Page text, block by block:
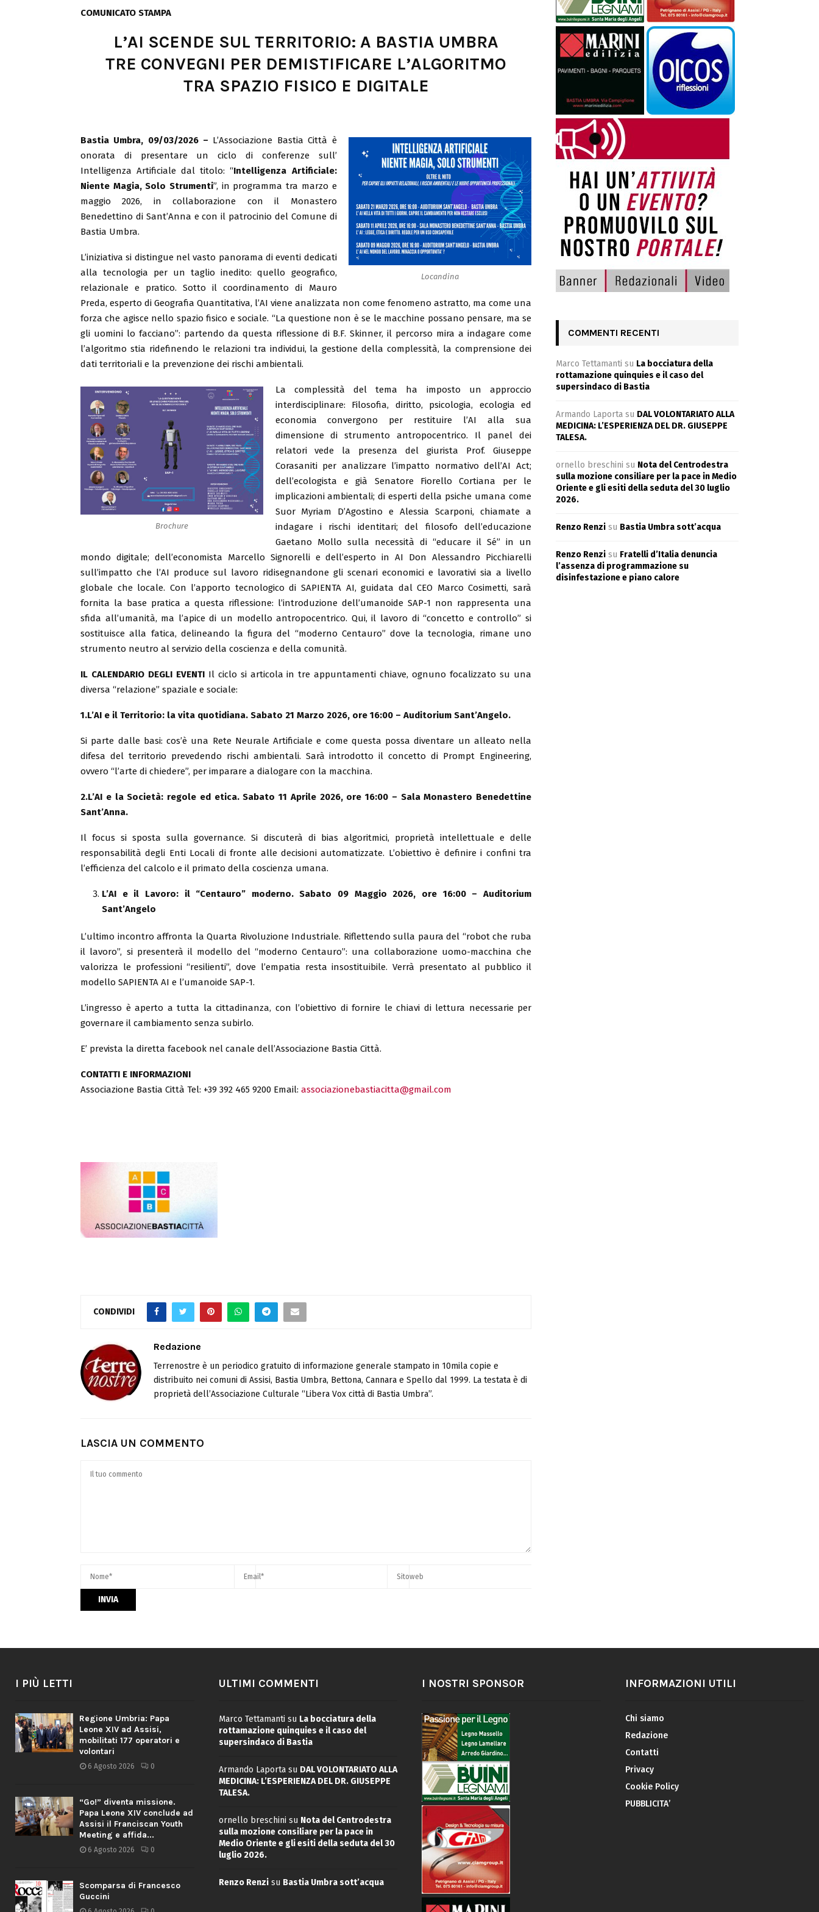
COMUNICATO STAMPA
L’AI SCENDE SUL TERRITORIO: A BASTIA UMBRA
TRE CONVEGNI PER DEMISTIFICARE L’ALGORITMO
TRA SPAZIO FISICO E DIGITALE
Locandina
Bastia Umbra, 09/03/2026 – L’Associazione Bastia Città è
onorata di presentare un ciclo di conferenze sull’
Intelligenza Artificiale dal titolo: “Intelligenza Artificiale:
Niente Magia, Solo Strumenti”, in programma tra marzo e
maggio 2026, in collaborazione con il Monastero
Benedettino di Sant’Anna e con il patrocinio del Comune di
Bastia Umbra.
L’iniziativa si distingue nel vasto panorama di eventi dedicati
alla tecnologia per un taglio inedito: quello geografico,
relazionale e pratico. Sotto il coordinamento di Mauro
Preda, esperto di Geografia Quantitativa, l’AI viene analizzata non come fenomeno astratto, ma come una
forza che agisce nello spazio fisico e sociale. “La questione non è se le macchine possano pensare, ma se
gli uomini lo facciano”: partendo da questa riflessione di B.F. Skinner, il percorso mira a indagare come
l’algoritmo stia ridefinendo le relazioni tra individui, la gestione della complessità, la comprensione dei
dati territoriali e la prevenzione dei rischi ambientali.
Brochure
La complessità del tema ha imposto un approccio
interdisciplinare: Filosofia, diritto, psicologia, ecologia ed
economia convergono per restituire l’AI alla sua
dimensione di strumento antropocentrico. Il panel dei
relatori vede la presenza del giurista Prof. Giuseppe
Corasaniti per analizzare l’impatto normativo dell’AI Act;
dell’ecologista e già Senatore Fiorello Cortiana per le
implicazioni ambientali; di esperti della psiche umana come
Suor Myriam D’Agostino e Alessia Scarponi, chiamate a
indagare i rischi identitari; del filosofo dell’educazione
Gaetano Mollo sulla necessità di “educare il Sé” in un
mondo digitale; dell’economista Marcello Signorelli e dell’esperto in AI Don Alessandro Picchiarelli
sull’impatto che l’AI produce sul lavoro ridisegnandone gli scenari economici e lavorativi sia a livello
globale che locale. Con l’apporto tecnologico di SAPIENTA AI, guidata dal CEO Marco Cosimetti, sarà
fornita la base pratica a questa riflessione: l’introduzione dell’umanoide SAP-1 non rappresenta una
sfida all’umanità, ma l’apice di un modello antropocentrico. Qui, il lavoro di “concetto e controllo” si
sostituisce alla fatica, delineando la figura del “moderno Centauro” dove la tecnologia, rimane uno
strumento neutro al servizio della coscienza e della comunità.
IL CALENDARIO DEGLI EVENTI Il ciclo si articola in tre appuntamenti chiave, ognuno focalizzato su una
diversa “relazione” spaziale e sociale:
1.L’AI e il Territorio: la vita quotidiana. Sabato 21 Marzo 2026, ore 16:00 – Auditorium Sant’Angelo.
Si parte dalle basi: cos’è una Rete Neurale Artificiale e come questa possa diventare un alleato nella
difesa del territorio prevedendo rischi ambientali. Sarà introdotto il concetto di Prompt Engineering,
ovvero “l’arte di chiedere”, per imparare a dialogare con la macchina.
2.L’AI e la Società: regole ed etica. Sabato 11 Aprile 2026, ore 16:00 – Sala Monastero Benedettine
Sant’Anna.
Il focus si sposta sulla governance. Si discuterà di bias algoritmici, proprietà intellettuale e delle
responsabilità degli Enti Locali di fronte alle decisioni automatizzate. L’obiettivo è definire i confini tra
l’efficienza del calcolo e il primato della coscienza umana.
L’AI e il Lavoro: il “Centauro” moderno. Sabato 09 Maggio 2026, ore 16:00 – Auditorium
Sant’Angelo
L’ultimo incontro affronta la Quarta Rivoluzione Industriale. Riflettendo sulla paura del “robot che ruba
il lavoro”, si presenterà il modello del “moderno Centauro”: una collaborazione uomo-macchina che
valorizza le professioni “resilienti”, dove l’empatia resta insostituibile. Verrà presentato al pubblico il
modello SAPIENTA AI e l’umanoide SAP-1.
L’ingresso è aperto a tutta la cittadinanza, con l’obiettivo di fornire le chiavi di lettura necessarie per
governare il cambiamento senza subirlo.
E’ prevista la diretta facebook nel canale dell’Associazione Bastia Città.
CONTATTI E INFORMAZIONI
Associazione Bastia Città Tel: +39 392 465 9200 Email: associazionebastiacitta@gmail.com
CONDIVIDI
Redazione
Terrenostre è un periodico gratuito di informazione generale stampato in 10mila copie e
distribuito nei comuni di Assisi, Bastia Umbra, Bettona, Cannara e Spello dal 1999. La testata è di
proprietà dell’Associazione Culturale “Libera Vox città di Bastia Umbra”.
LASCIA UN COMMENTO
COMMENTI RECENTI
Marco Tettamanti su La bocciatura della
rottamazione quinquies e il caso del
supersindaco di Bastia
Armando Laporta su DAL VOLONTARIATO ALLA
MEDICINA: L’ESPERIENZA DEL DR. GIUSEPPE
TALESA.
ornello breschini su Nota del Centrodestra
sulla mozione consiliare per la pace in Medio
Oriente e gli esiti della seduta del 30 luglio
2026.
Renzo Renzi su Bastia Umbra sott’acqua
Renzo Renzi su Fratelli d’Italia denuncia
l’assenza di programmazione su
disinfestazione e piano calore
I PIÙ LETTI
Regione Umbria: Papa
Leone XIV ad Assisi,
mobilitati 177 operatori e
volontari
6 Agosto 2026 0
“Go!” diventa missione.
Papa Leone XIV conclude ad
Assisi il Franciscan Youth
Meeting e affida...
6 Agosto 2026 0
Scomparsa di Francesco
Guccini
ULTIMI COMMENTI
Marco Tettamanti su La bocciatura della
rottamazione quinquies e il caso del
supersindaco di Bastia
Armando Laportasu DAL VOLONTARIATO ALLA
MEDICINA: L’ESPERIENZA DEL DR. GIUSEPPE
TALESA.
ornello breschini su Nota del Centrodestra
sulla mozione consiliare per la pace in
Medio Oriente e gli esiti della seduta del 30
luglio 2026.
Renzo Renzisu Bastia Umbra sott’acqua
I NOSTRI SPONSOR INFORMAZIONI UTILI
Chi siamo
Redazione
Contatti
Privacy
Cookie Policy
PUBBLICITA’